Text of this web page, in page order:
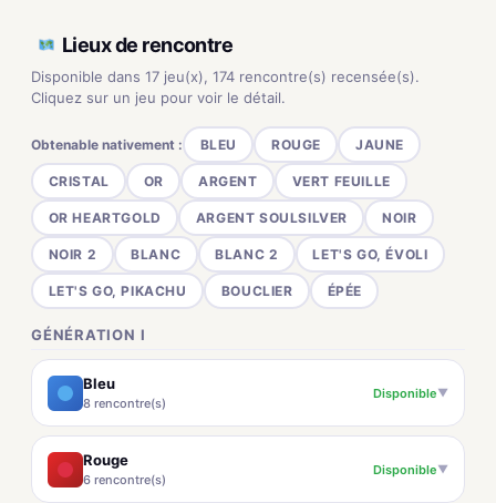
Lieux de rencontre
Disponible dans 17 jeu(x), 174 rencontre(s) recensée(s).
Cliquez sur un jeu pour voir le détail.
Obtenable nativement : BLEU ROUGE JAUNE
CRISTAL OR ARGENT VERT FEUILLE
OR HEARTGOLD ARGENT SOULSILVER NOIR
NOIR 2 BLANC BLANC 2 LET'S GO, ÉVOLI
LET'S GO, PIKACHU BOUCLIER ÉPÉE
GÉNÉRATION I
Bleu
8 rencontre(s)
Disponible▼
Rouge
6 rencontre(s)
Disponible▼